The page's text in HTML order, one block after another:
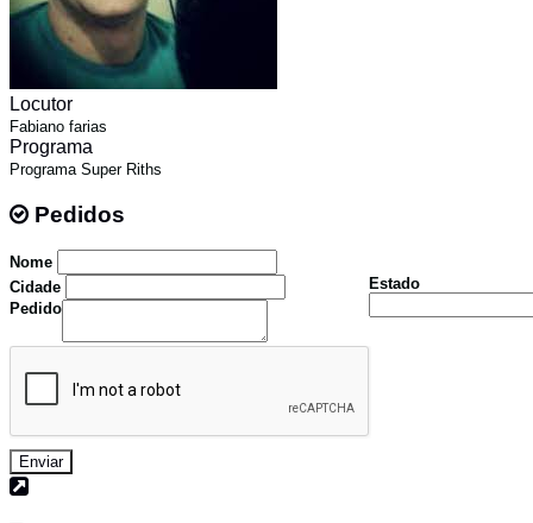
Locutor
Fabiano farias
Programa
Programa Super Riths
Pedidos
Nome
Cidade
Estado
Pedido
Enviar